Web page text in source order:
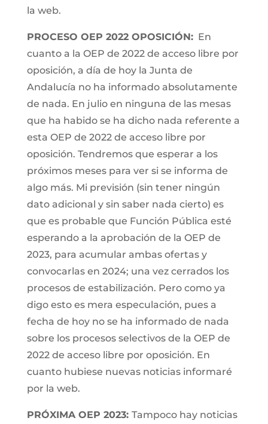
la web.
PROCESO OEP 2022 OPOSICIÓN:En
cuanto a la OEP de 2022 de acceso libre por
oposición, a día de hoy la Junta de
Andalucía no ha informado absolutamente
de nada. En julio en ninguna de las mesas
que ha habido se ha dicho nada referente a
esta OEP de 2022 de acceso libre por
oposición. Tendremos que esperar a los
próximos meses para ver si se informa de
algo más. Mi previsión (sin tener ningún
dato adicional y sin saber nada cierto) es
que es probable que Función Pública esté
esperando a la aprobación de la OEP de
2023, para acumular ambas ofertas y
convocarlas en 2024; una vez cerrados los
procesos de estabilización. Pero como ya
digo esto es mera especulación, pues a
fecha de hoy no se ha informado de nada
sobre los procesos selectivos de la OEP de
2022 de acceso libre por oposición. En
cuanto hubiese nuevas noticias informaré
por la web.
PRÓXIMA OEP 2023: Tampoco hay noticias